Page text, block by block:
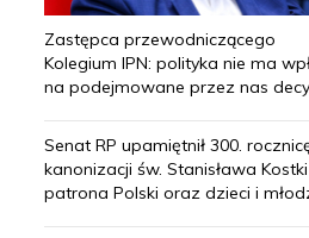
Zastępca przewodniczącego
Kolegium IPN: polityka nie ma
na podejmowane przez nas
Senat RP upamiętnił 300.
kanonizacji św. Stanisława
patrona Polski oraz dzieci i